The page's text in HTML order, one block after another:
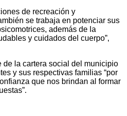
de recreación y
se trabaja en potenciar sus
además de la
y cuidados del cuerpo”,
de la cartera social del municipio
y sus respectivas familias “por
que nos brindan al formar